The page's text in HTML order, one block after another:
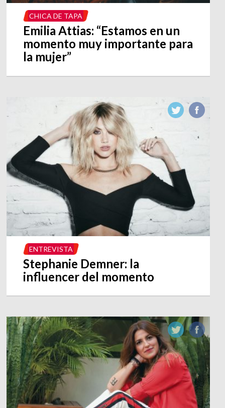
CHICA DE TAPA
Emilia Attias: “Estamos en un
momento muy importante para
la mujer”
ENTREVISTA
Stephanie Demner: la
influencer del momento